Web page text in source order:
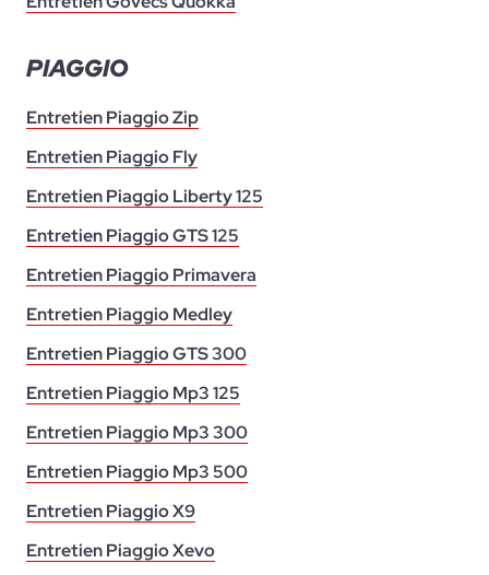
PIAGGIO
Entretien Piaggio Zip
Entretien Piaggio Fly
Entretien Piaggio Liberty 125
Entretien Piaggio GTS 125
Entretien Piaggio Primavera
Entretien Piaggio Medley
Entretien Piaggio GTS 300
Entretien Piaggio Mp3 125
Entretien Piaggio Mp3 300
Entretien Piaggio Mp3 500
Entretien Piaggio X9
Entretien Piaggio Xevo